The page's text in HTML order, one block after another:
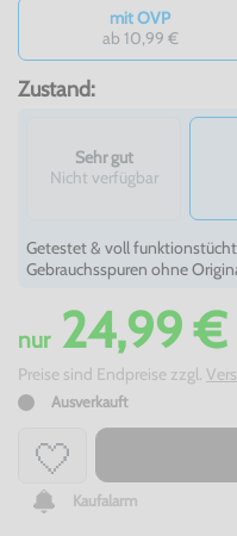
mit OVP
ab 10,99 €
Zustand:
Sehr gut
Nicht verfügbar
Getestet & voll
Gebrauchsspuren ohne
nur24,99 €
Preise sind Endpreise zzgl.
Ausverkauft
Kaufalarm